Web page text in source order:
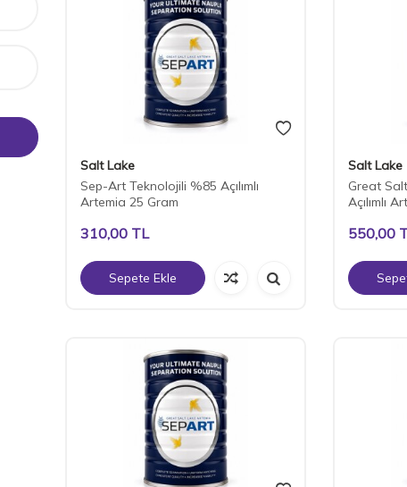
Salt Lake
Sep-Art Teknolojili %85 Açılımlı
Artemia 25 Gram
310,00 TL
Sepete Ekle
Salt Lake
Great
Açılımlı
550,00